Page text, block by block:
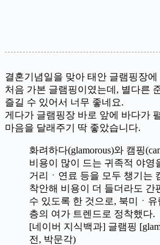
결혼기념일을 맞아 태안 글램핑장
처음 가본 글램핑이였는데, 별다른
즐길 수 있어서 너무 좋네요.
게다가 글램핑장 바로 앞에 바다가
마음을 달래주기 딱 좋았습니다.
화려하다(glamorous)와 캠핑
비용이 많이 드는 귀족적 야영
거리ㆍ연료 등을 모두 챙기는
착안해 비용이 더 들더라도 간
수 있도록 한 것으로, 북미ㆍ
층의 여가 트렌드로 정착했다.
[네이버 지식백과] 글램핑
전, 박문각)